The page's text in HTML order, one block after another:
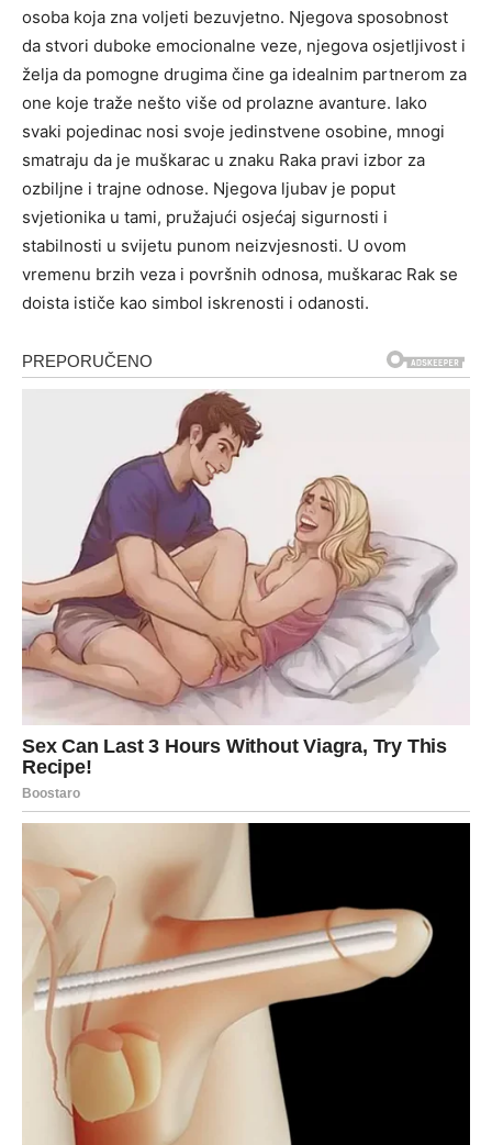
osoba koja zna voljeti bezuvjetno. Njegova sposobnost
da stvori duboke emocionalne veze, njegova osjetljivost i
želja da pomogne drugima čine ga idealnim partnerom za
one koje traže nešto više od prolazne avanture. Iako
svaki pojedinac nosi svoje jedinstvene osobine, mnogi
smatraju da je muškarac u znaku Raka pravi izbor za
ozbiljne i trajne odnose. Njegova ljubav je poput
svjetionika u tami, pružajući osjećaj sigurnosti i
stabilnosti u svijetu punom neizvjesnosti. U ovom
vremenu brzih veza i površnih odnosa, muškarac Rak se
doista ističe kao simbol iskrenosti i odanosti.